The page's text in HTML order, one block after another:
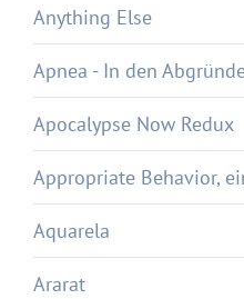
Anything Else
Apnea - In den
Apocalypse Now Redux
Appropriate Behavior,
Aquarela
Ararat